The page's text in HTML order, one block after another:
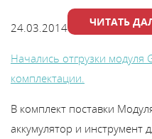
монтажника
Сотрудничество
Информация
24.03.2014 ЧИТАТЬ
Начались отгрузки
комплектации.
В комплект поставки
аккумулятор и